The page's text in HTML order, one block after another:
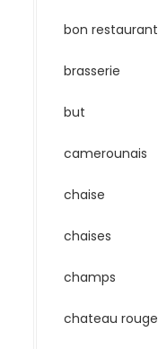
bon restaurant
brasserie
but
camerounais
chaise
chaises
champs
chateau rouge